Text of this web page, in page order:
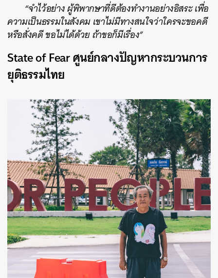
“จำไว้อย่าง ผู้พิพากษาที่ดีต้องทำงานอย่างอิสระ เพื่อ
ความเป็นธรรมในสังคม เขาไม่มีทางสนใจว่าใครจะขอคดี
หรือสั่งคดี ขอไม่ได้ด้วย ถ้าขอก็มีเรื่อง”
State of Fear ศูนย์กลางปัญหากระบวนการ
ยุติธรรมไทย